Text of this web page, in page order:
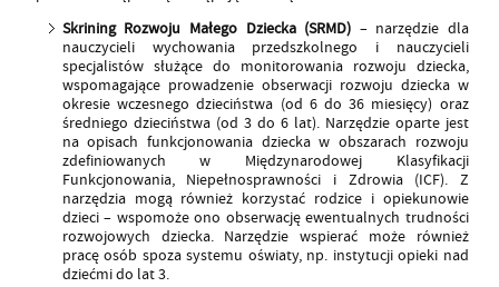
Skrining Rozwoju Małego Dziecka (SRMD) – narzędzie dla
nauczycieli wychowania przedszkolnego i nauczycieli
specjalistów służące do monitorowania rozwoju dziecka,
wspomagające prowadzenie obserwacji rozwoju dziecka w
okresie wczesnego dzieciństwa (od 6 do 36 miesięcy) oraz
średniego dzieciństwa (od 3 do 6 lat). Narzędzie oparte jest
na opisach funkcjonowania dziecka w obszarach rozwoju
zdefiniowanych w Międzynarodowej Klasyfikacji
Funkcjonowania, Niepełnosprawności i Zdrowia (ICF). Z
narzędzia mogą również korzystać rodzice i opiekunowie
dzieci – wspomoże ono obserwację ewentualnych trudności
rozwojowych dziecka. Narzędzie wspierać może również
pracę osób spoza systemu oświaty, np. instytucji opieki nad
dziećmi do lat 3.